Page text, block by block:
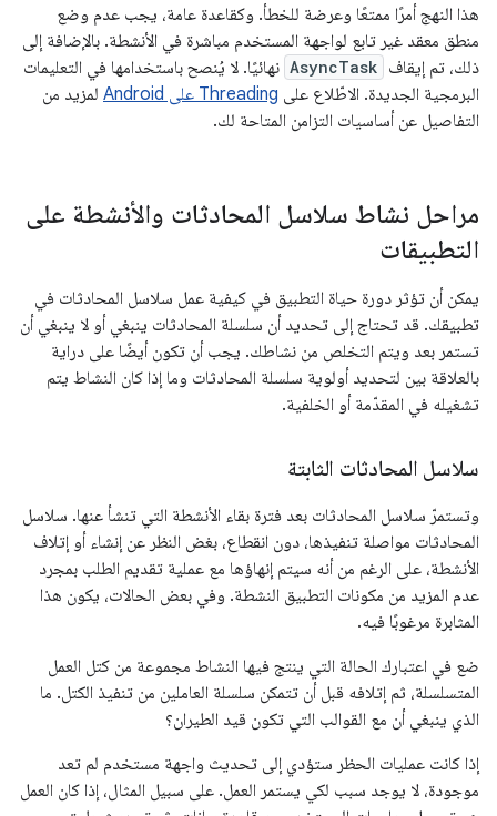
هذا النهج أمرًا ممتعًا وعرضة للخطأ. وكقاعدة عامة، يجب عدم وضع
منطق معقد غير تابع لواجهة المستخدم مباشرة في الأنشطة. بالإضافة إلى
ذلك، تم إيقاف AsyncTask نهائيًا. لا يُنصح باستخدامها في التعليمات
البرمجية الجديدة. الاطّلاع على Threading على Android
لمزيد من
التفاصيل عن أساسيات التزامن المتاحة لك.
مراحل نشاط سلاسل المحادثات والأنشطة على
التطبيقات
يمكن أن تؤثر دورة حياة التطبيق في كيفية عمل سلاسل المحادثات في
تطبيقك. قد تحتاج إلى تحديد أن سلسلة المحادثات ينبغي أو لا ينبغي أن
تستمر بعد ويتم التخلص من نشاطك. يجب أن تكون أيضًا على دراية
بالعلاقة بين لتحديد أولوية سلسلة المحادثات وما إذا كان النشاط يتم
تشغيله في المقدّمة أو الخلفية.
سلاسل المحادثات الثابتة
وتستمرّ سلاسل المحادثات بعد فترة بقاء الأنشطة التي تنشأ عنها. سلاسل
المحادثات مواصلة تنفيذها، دون انقطاع، بغض النظر عن إنشاء أو إتلاف
الأنشطة، على الرغم من أنه سيتم إنهاؤها مع عملية تقديم الطلب بمجرد
عدم المزيد من مكونات التطبيق النشطة. وفي بعض الحالات، يكون هذا
المثابرة مرغوبًا فيه.
ضع في اعتبارك الحالة التي ينتج فيها النشاط مجموعة من كتل العمل
المتسلسلة، ثم إتلافه قبل أن تتمكن سلسلة العاملين من تنفيذ الكتل. ما
الذي ينبغي أن مع القوالب التي تكون قيد الطيران؟
إذا كانت عمليات الحظر ستؤدي إلى تحديث واجهة مستخدم لم تعد
موجودة، لا يوجد سبب لكي يستمر العمل. على سبيل المثال، إذا كان العمل